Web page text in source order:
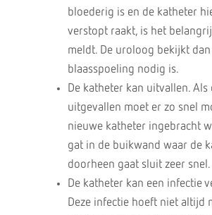
bloederig is en de katheter
verstopt raakt, is het
meldt. De uroloog bekijkt
blaasspoeling nodig is.
De katheter kan uitvallen. Als
uitgevallen moet er zo snel
nieuwe katheter ingebracht
gat in de buikwand waar de
doorheen gaat sluit zeer snel.
De katheter kan een infectie
Deze infectie hoeft niet altijd